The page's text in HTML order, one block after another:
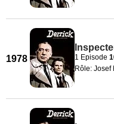
1978 1 Episode
Rôle: Josef